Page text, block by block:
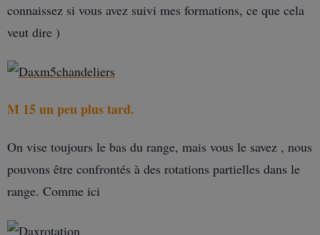
connaissez si vous avez suivi mes formations, ce que cela
veut dire )
M 15 un peu plus tard.
On vise toujours le bas du range, mais vous le savez , nous
pouvons être confrontés à des rotations partielles dans le
range. Comme ici